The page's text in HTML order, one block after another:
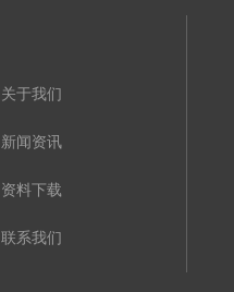
关于我们
新闻资讯
资料下载
联系我们